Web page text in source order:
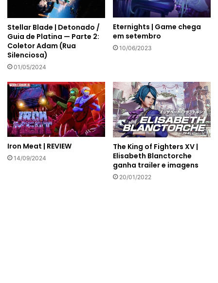
Stellar Blade | Detonado /
Guia de Platina — Parte 2:
Coletor Adam (Rua
Silenciosa)
01/05/2024
Eternights | Game chega
em setembro
10/06/2023
Iron Meat | REVIEW
14/09/2024
The King of Fighters XV |
Elisabeth Blanctorche
ganha trailer e imagens
20/01/2022